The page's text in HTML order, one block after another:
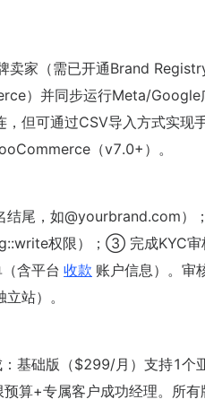
家（需已开通Brand
）并同步运行Meta/Google
但可通过CSV导入方式实现
（v7.0+）。
结尾，如@yourbrand.com
权限）；③ 完成KYC
含平台 收款 账户信息）。审
站）。
基础版（$299/月）支持1个
算+专属客户成功经理。所有